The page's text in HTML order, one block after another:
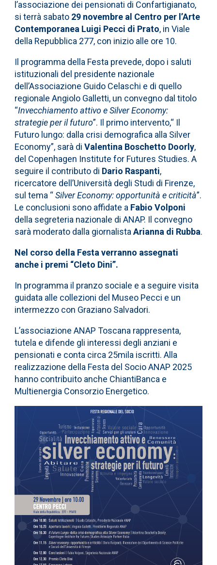
l’associazione dei pensionati di Confartigianato,
si terrà sabato 29 novembre al Centro per l’Arte
Contemporanea Luigi Pecci di Prato, in Viale
della Repubblica 277, con inizio alle ore 10.
Il programma della Festa prevede, dopo i saluti
istituzionali del presidente nazionale
dell’Associazione Guido Celaschi e di quello
regionale Angiolo Galletti, un convegno dal titolo
“Invecchiamento attivo e Silver Economy:
strategie per il futuro”. Il primo intervento,“ Il
Futuro lungo: dalla crisi demografica alla Silver
Economy”, sarà di Valentina Boschetto Doorly,
del Copenhagen Institute for Futures Studies. A
seguire il contributo di Dario Raspanti,
ricercatore dell’Università degli Studi di Firenze,
sul tema “Silver Economy: opportunità e criticità”.
Le conclusioni sono affidate a Fabio Volponi
della segreteria nazionale di ANAP. Il convegno
sarà moderato dalla giornalistaArianna di Rubba.
Nel corso della Festa verranno assegnati
anche i premi “Cleto Dini”.
In programma il pranzo sociale e a seguire visita
guidata alle collezioni del Museo Pecci e un
intermezzo con Graziano Salvadori.
L’associazione ANAP Toscana rappresenta,
tutela e difende gli interessi degli anziani e
pensionati e conta circa 25mila iscritti. Alla
realizzazione della Festa del Socio ANAP 2025
hanno contribuito anche ChiantiBanca e
Multienergia Consorzio Energetico.